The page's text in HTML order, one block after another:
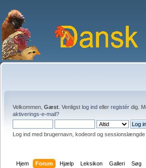
Velkommen, Gæst . Venligst log ind eller registér dig.
aktiverings-e-mail?
Log ind med brugernavn, kodeord og sessionslængde
Hjem Forum Hjælp Leksikon Galleri Søg